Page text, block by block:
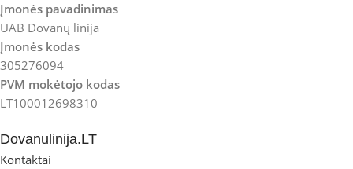
Įmonės pavadinimas
UAB Dovanų linija
Įmonės kodas
305276094
PVM mokėtojo kodas
LT100012698310
Dovanulinija.LT
Kontaktai